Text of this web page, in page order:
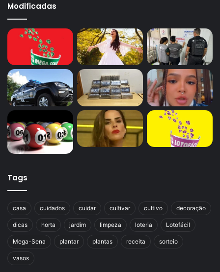
Modificadas
Tags
casa cuidados cuidar cultivar cultivo decoração
dicas horta jardim limpeza loteria Lotofácil
Mega-Sena plantar plantas receita sorteio
vasos